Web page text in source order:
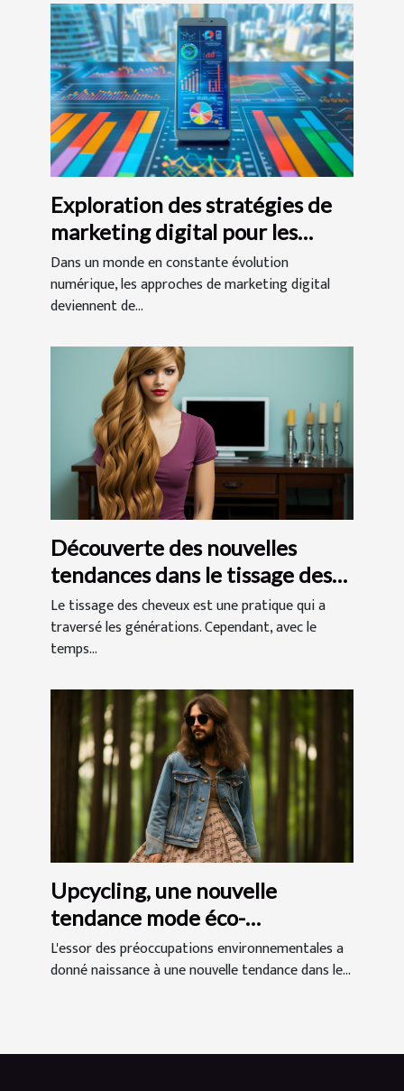
Exploration des stratégies de
marketing digital pour les
entreprises modernes
Dans un monde en constante évolution
numérique, les approches de marketing digital
deviennent de...
Découverte des nouvelles
tendances dans le tissage des
cheveux
Le tissage des cheveux est une pratique qui a
traversé les générations. Cependant, avec le
temps...
Upcycling, une nouvelle
tendance mode éco-
responsable
L'essor des préoccupations environnementales a
donné naissance à une nouvelle tendance dans le...